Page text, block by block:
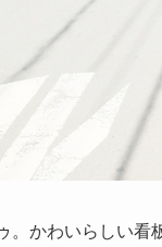
。かわいらしい